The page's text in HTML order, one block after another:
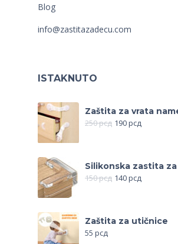
Blog
info@zastitazadecu.com
ISTAKNUTO
Zaštita za vrata
250рсд 190рсд
Silikonska zastita
150рсд 140рсд
Zaštita za utičnice
55 рсд